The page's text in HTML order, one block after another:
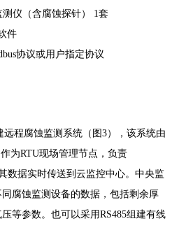
仪（含腐蚀探针） 1套
件
协议或用户指定协议
程腐蚀监测系统（图3），该系统由
为RTU现场管理节点，负责
数据实时传送到云监控中心。中央监
腐蚀监测设备的数据，包括剩余厚
等参数。也可以采用RS485组建有线